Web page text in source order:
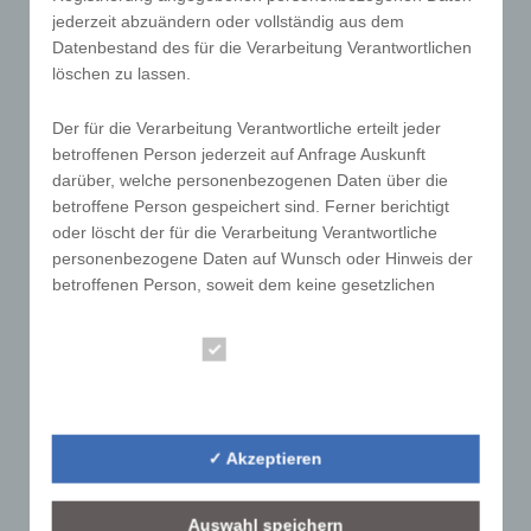
Speicherplatz und Datenbankdienste,
Sicherheitsleistungen sowie technische
Wartungsleistungen, die wir zum Zwecke des
Hierbei verarbeiten wir, bzw. unser Hostinganbieter
Bestandsdaten, Kontaktdaten, Inhaltsdaten,
Vertragsdaten, Nutzungsdaten, Meta- und
Kommunikationsdaten von Kunden, Interessenten
und Besuchern dieses Onlineangebotes auf
Grundlage unserer berechtigten Interessen an einer
dieses Onlineangebotes gem. Art. 6 Abs. 1 lit. f
DSGVO i.V.m. Art. 28 DSGVO (Abschluss
Routinemäßige Löschung und Sperrung
von personenbezogenen Daten
Der für die Verarbeitung Verantwortliche verarbeitet
jederzeit abzuändern oder vollständig aus dem
Datenbestand des für die Verarbeitung Verantwortlichen
löschen zu lassen.
Der für die Verarbeitung Verantwortliche erteilt jeder
betroffenen Person jederzeit auf Anfrage Auskunft
darüber, welche personenbezogenen Daten über die
betroffene Person gespeichert sind. Ferner berichtigt
oder löscht der für die Verarbeitung Verantwortliche
personenbezogene Daten auf Wunsch oder Hinweis der
betroffenen Person, soweit dem keine gesetzlichen
Gesamtheit der Mitarbeiter des für die Verarbeitung
Verantwortlichen stehen der betroffenen Person in
Internetseite
✓ Akzeptieren
Auswahl speichern